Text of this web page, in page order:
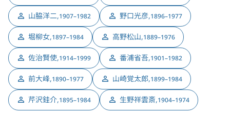
山脇洋二,1907–1982 野口光彦,1896–1977
堀柳女,1897–1984 高野松山,1889–1976
佐治賢使,1914–1999 番浦省吾,1901–1982
前大峰,1890–1977 山崎覚太郎,1899–1984
芹沢銈介,1895–1984 生野祥雲斎,1904–1974